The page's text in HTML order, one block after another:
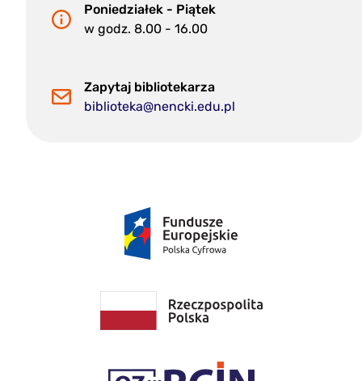
Poniedziałek - Piątek
w godz. 8.00 - 16.00
Zapytaj bibliotekarza
biblioteka@nencki.edu.pl